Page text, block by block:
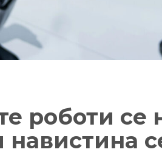
роботи се
навистина